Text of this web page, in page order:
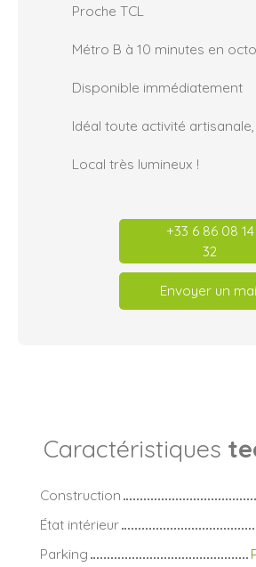
Proche TCL
Disponible immédiatement
Local très lumineux !
+33 6 86 08 14
32
Envoyer un
Caractéristiques
Construction
État intérieur
Parking